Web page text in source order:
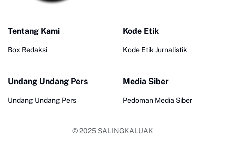
Tentang Kami
Box Redaksi
Kode Etik
Kode Etik Jurnalistik
Undang Undang Pers
Undang Undang Pers
Media Siber
Pedoman Media Siber
© 2025 SALINGKALUAK